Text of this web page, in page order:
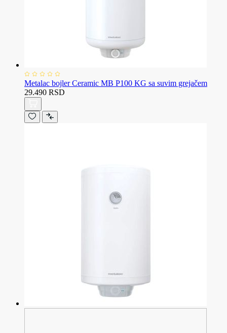
Metalac bojler Ceramic MB P100 KG sa suvim grejačem
29.490 RSD